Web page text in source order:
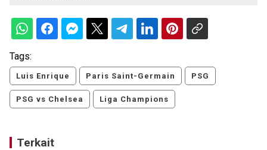
Tags:
Luis Enrique Paris Saint-Germain PSG
PSG vs Chelsea Liga Champions
Terkait